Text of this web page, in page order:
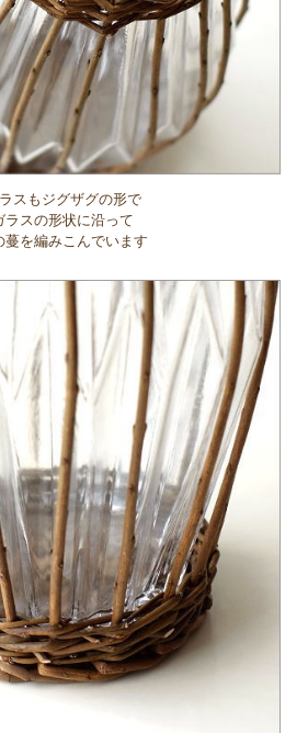
スもジグザグの形で
ラスの形状に沿って
蔓を編みこんでいます